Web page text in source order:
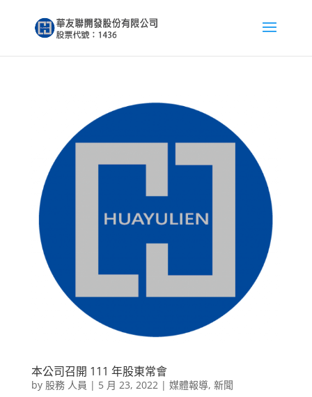
本公司召開 111 年股東常會
by 股務 人員 | 5 月 23, 2022| 媒體報導, 新聞